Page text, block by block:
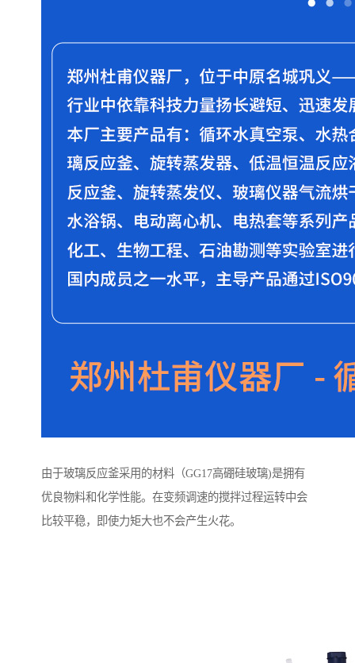
由于玻璃反应釜采用的材料（GG17高硼硅玻璃)是拥有
优良物料和化学性能。在变频调速的搅拌过程运转中会
比较平稳，即使力矩大也不会产生火花。